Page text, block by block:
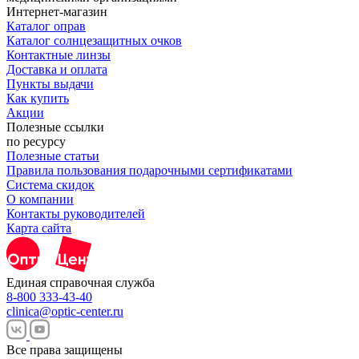
Интернет-магазин
Каталог оправ
Каталог солнцезащитных очков
Контактные линзы
Доставка и оплата
Пункты выдачи
Как купить
Акции
Полезные ссылки
по ресурсу
Полезные статьи
Правила пользования подарочными сертификатами
Система скидок
О компании
Контакты руководителей
Карта сайта
Единая справочная служба
8-800 333-43-40
clinica@optic-center.ru
Все права защищены